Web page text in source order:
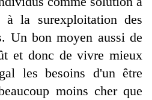
à la surexploitation des
Un bon moyen aussi de
et donc de vivre mieux
les besoins d'un être
moins cher que